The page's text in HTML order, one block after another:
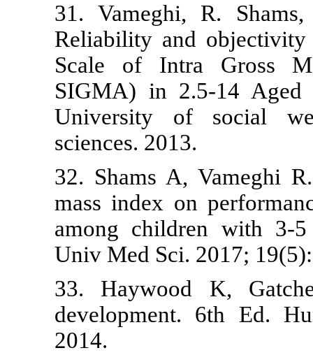
31.
Reliability
Scale of
SIGMA) in
University
sciences.
32. Shams
mass index
among
Univ Med
33.